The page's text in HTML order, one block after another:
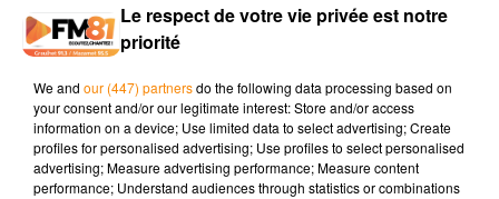
1er novembre 2025 - 1 min 21 sec
SOIRÉE LOTO SOLIDAIRE À LOMBERS AU PROFIT DES RESTOS DU
CŒUR
Le samedi 8 novembre 2025, la commune de Lombers
accueillera une soirée loto organisée par Les Restos du
Le respect de votre vie privée est notre
priorité
We and our (447) partnersdo the following data processing based on
your consent and/or our legitimate interest: Store and/or access
information on a device; Use limited data to select advertising; Create
profiles for personalised advertising; Use profiles to select personalised
advertising; Measure advertising performance; Measure content
performance; Understand audiences through statistics or combinations